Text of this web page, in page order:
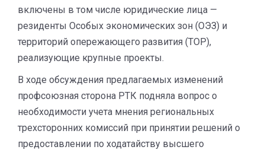
включены в том числе юридические лица —
резиденты Особых экономических зон (ОЭЗ) и
территорий опережающего развития (ТОР),
реализующие крупные проекты.
В ходе обсуждения предлагаемых изменений
профсоюзная сторона РТК подняла вопрос о
необходимости учета мнения региональных
трехсторонних комиссий при принятии решений о
предоставлении по ходатайству высшего